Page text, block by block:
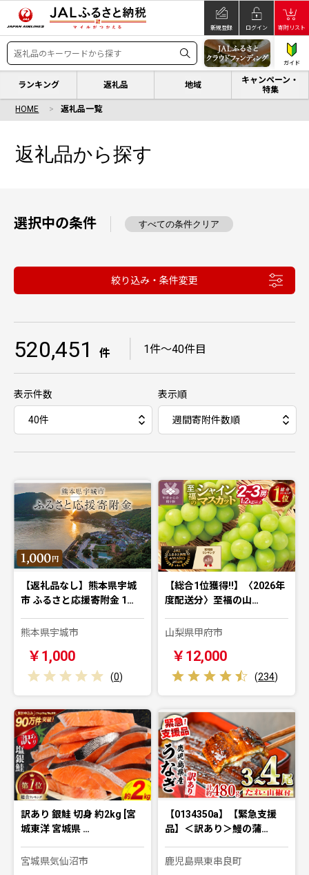
新規登録 ログイン 寄附リスト
ガイド
ランキング 返礼品 地域
キャンペーン・
特集
HOME 返礼品一覧
返礼品から探す
選択中の条件 すべての条件クリア
絞り込み・条件変更
520,451 件 1件〜40件目
表示件数 表示順
【返礼品なし】熊本県宇城
市 ふるさと応援寄附金 1…
熊本県宇城市
￥1,000
(0)
【総合1位獲得!!】〈2026年
度配送分〉至福の山…
山梨県甲府市
￥12,000
(234)
訳あり 銀鮭 切身 約2kg [宮
城東洋 宮城県 …
宮城県気仙沼市
【0134350a】【緊急支援
品】＜訳あり＞鰻の蒲…
鹿児島県東串良町